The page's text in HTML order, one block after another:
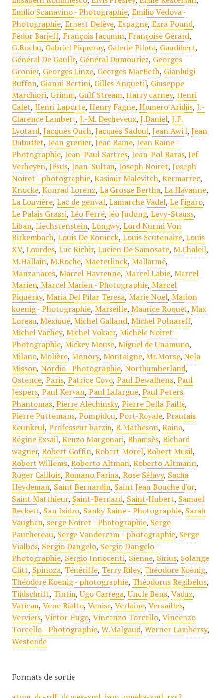
Emilio Scanavino - Photographie, Emilio Vedova -
Photographie, Ernest Delève, Espagne, Ezra Pound,
Fédor Barjeff, François Jacqmin, Françoise Gérard,
G.Rochu, Gabriel Piqueray, Galerie Pilota, Gaudibert,
Général De Gaulle, Général Dumouriez, Georges
Gronier, Georges Linze, Georges MacBeth, Gianluigi
Buffon, Gianni Bertini, Gilles Anquetil, Giuseppe
Marchiori, Grimm, Gulf Stream, Harry carney, Henri
Calet, Henri Laporte, Henry Fagne, Homero Aridjis, J.-
Clarence Lambert, J.-M. Decheveux, J.Daniel, J.F.
Lyotard, Jacques Ouch, Jacques Sadoul, Jean Awijl, Jean
Dubuffet, Jean grenier, Jean Raine, Jean Raine -
Photographie, Jean-Paul Sartres, Jean-Pol Baras, Jef
Verheyen, Jésus, Joan-Sultan, Joseph Noiret, Joseph
Noiret - photographie, Kasimir Malevitch, Kermarrec,
Knocke, Konrad Lorenz, La Grosse Bertha, La Havanne,
La Louvière, Lac de genval, Lamarche Vadel, Le Figaro,
Le Palais Grassi, Léo Ferré, léo Judong, Levy-Stauss,
Liban, Liechstenstein, Longwy, Lord Nurmi Von
Birkembach, Louis De Koninck, Louis Scutenaire, Louis
XV, Lourdes, Luc Richir, Lucien De Samosate, M.Chaleil,
M.Hallain, M.Roche, Maeterlinck, Mallarmé,
Manzanares, Marcel Havrenne, Marcel Labie, Marcel
Marien, Marcel Marien - Photographie, Marcel
Piqueray, Maria Del Pilar Teresa, Marie Noel, Marion
koenig - Photographie, Marseille, Maurice Roquet, Max
Loreau, Mexique, Michel Galland, Michel Polnareff,
Michel Vachey, Michel Vokaer, Michèle Noiret -
Photographie, Mickey Mouse, Miguel de Unamuno,
Milano, Molière, Monory, Montaigne, Mr.Morse, Nela
Misson, Nordio - Photographie, Northumberland,
Ostende, Paris, Patrice Covo, Paul Dewalhens, Paul
Jespers, Paul Kervan, Paul Lafargue, Paul Peters,
Phantomas, Pierre Alechinsky, Pierre Della Faille,
Pierre Puttemans, Pompidou, Port-Royale, Prautais
Keunkeul, Professeur barzin, R.Matheson, Raina,
Régine Exsail, Renzo Margonari, Rhamsès, Richard
wagner, Robert Goffin, Robert Morel, Robert Musil,
Robert Willems, Roberto Altman, Roberto Altmann,
Roger Caillois, Romano Farina, Rose Sélavy, Sacha
Heydeman, Saint Bernardin, Saint Jean Bouche d'or,
Saint Matthieur, Saint-Bernard, Saint-Hubert, Samuel
Beckett, San Isidro, Sanky Raine - Photographie, Sarah
Vaughan, serge Noiret - Photographie, Serge
Pauchereau, Serge Vandercam - photographie, Serge
Vialbos, Sergio Dangelo, Sergio Dangelo -
Photographie, Sergio Innocenti, Sienne, Sirius, Solange
Clitt, Spinoza, Ténériffe, Terry Riley, Théodore Koenig,
Théodore Koenig - photographie, Théodorus Regibelus,
Tijdschrift, Tintin,Ugo Carrega,Uncle Bens, Vaduz,
Vatican, Vene Rialto, Venise, Verlaine, Versailles,
Verviers, Victor Hugo, Vincenzo Torcello, Vincenzo
Torcello - Photographie, W.Malgaud, Werner Lambersy,
Westende
Formats de sortie